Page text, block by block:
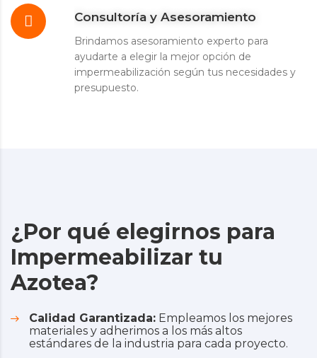
Consultoría y Asesoramiento
Brindamos asesoramiento experto para
ayudarte a elegir la mejor opción de
impermeabilización según tus necesidades y
presupuesto.
¿Por qué elegirnos para
Impermeabilizar tu
Azotea?
Calidad Garantizada: Empleamos los mejores
materiales y adherimos a los más altos
estándares de la industria para cada proyecto.